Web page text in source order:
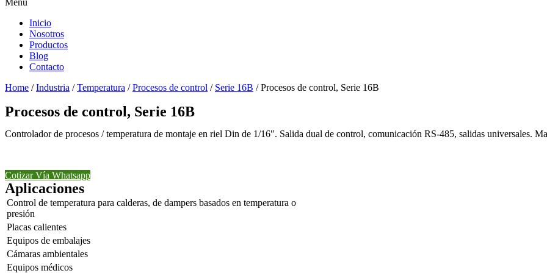
Menu
Inicio
Nosotros
Productos
Blog
Contacto
Home /Industria /Temperatura /Procesos de control / Serie 16B / Procesos de control, Serie 16B
Procesos de control, Serie 16B
Controlador de procesos / temperatura de montaje en riel Din de 1/16″. Salida dual de control, comunicación RS-485, salidas universales.
Cotizar Vía Whatsapp
Aplicaciones
Control de temperatura para calderas, de dampers basados en temperatura o
presión
Placas calientes
Equipos de embalajes
Cámaras ambientales
Equipos médicos